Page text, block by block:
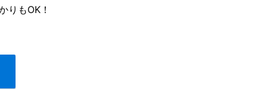
りもOK！